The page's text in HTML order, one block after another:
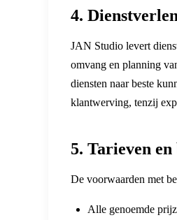
4.
JAN Studio levert
omvang en planning
diensten naar beste
klantwerving, tenzij
5. Tarieven
De voorwaarden met
Alle genoemde